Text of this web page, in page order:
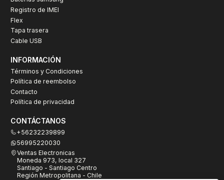
Registro de IMEI
Flex
Tapa trasera
Cable USB
INFORMACIÓN
Términos y Condiciones
Política de reembolso
Contacto
Política de privacidad
CONTÁCTANOS
+56232239899
56995220030
Ventas Electronicas
Moneda 973, local 327
Santiago - Santiago Centro
Región Metropolitana - Chile